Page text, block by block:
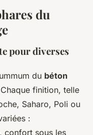
du
pour diverses
du béton
finition, telle
Saharo, Poli ou
:
confort sous les